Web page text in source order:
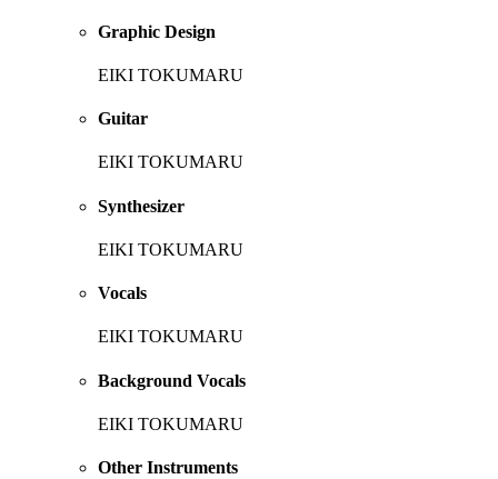
Graphic Design
EIKI TOKUMARU
Guitar
EIKI TOKUMARU
Synthesizer
EIKI TOKUMARU
Vocals
EIKI TOKUMARU
Background Vocals
EIKI TOKUMARU
Other Instruments